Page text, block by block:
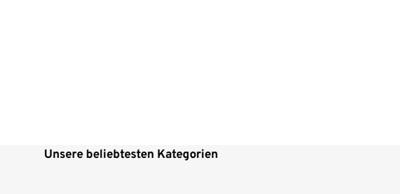
Unsere beliebtesten Kategorien